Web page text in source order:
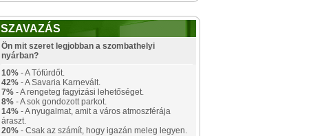
SZAVAZÁS
Ön mit szeret legjobban a szombathelyi
nyárban?
10% - A Tófürdőt.
42% - A Savaria Karnevált.
7% - A rengeteg fagyizási lehetőséget.
8% - A sok gondozott parkot.
14% - A nyugalmat, amit a város atmoszférája
áraszt.
20% - Csak az számít, hogy igazán meleg legyen.